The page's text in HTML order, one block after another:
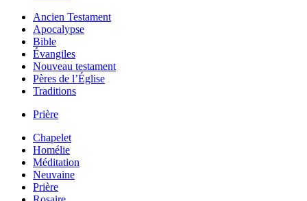
Ancien Testament
Apocalypse
Bible
Évangiles
Nouveau testament
Pères de l’Église
Traditions
Prière
Chapelet
Homélie
Méditation
Neuvaine
Prière